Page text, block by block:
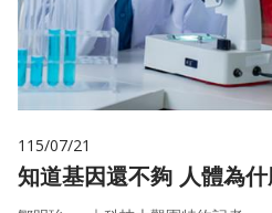
115/07/21
知道基因還不